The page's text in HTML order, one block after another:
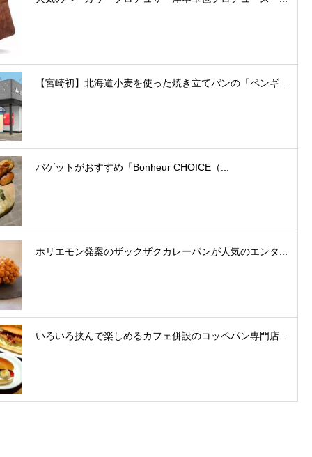
【宮崎初】北海道小麦を使った焼き立てパンの「ペンギ...
バゲットがおすすめ「Bonheur CHOICE（...
ホリエモン発案のザックザクカレーパンが人気のエンタ...
いろいろ挟んで楽しめるカフェ併設のコッペパン専門店...